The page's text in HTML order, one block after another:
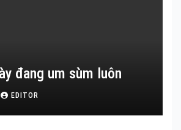
đang um sùm luôn
EDITOR